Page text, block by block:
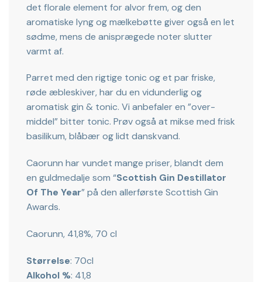
det florale element for alvor frem, og den
aromatiske lyng og mælkebøtte giver også en let
sødme, mens de anisprægede noter slutter
varmt af.
Parret med den rigtige tonic og et par friske,
røde æbleskiver, har du en vidunderlig og
aromatisk gin & tonic. Vi anbefaler en ”over-
middel” bitter tonic. Prøv også at mikse med frisk
basilikum, blåbær og lidt danskvand.
Caorunn har vundet mange priser, blandt dem
en guldmedalje som “Scottish Gin Destillator
Of The Year” på den allerførste Scottish Gin
Awards.
Caorunn, 41,8%, 70 cl
Størrelse: 70cl
Alkohol %: 41,8